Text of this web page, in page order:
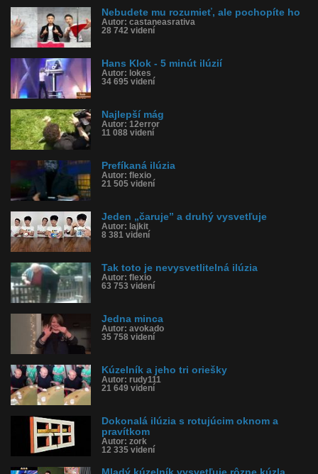
Nebudete mu rozumieť, ale pochopíte ho
Autor: castaneasrativa
28 742 videní
Hans Klok - 5 minút ilúzií
Autor: lokes
34 695 videní
Najlepší mág
Autor: 12error
11 088 videní
Prefíkaná ilúzia
Autor: flexio
21 505 videní
Jeden „čaruje” a druhý vysvetľuje
Autor: lajkit
8 381 videní
Tak toto je nevysvetlitelná ilúzia
Autor: flexio
63 753 videní
Jedna minca
Autor: avokado
35 758 videní
Kúzelník a jeho tri oriešky
Autor: rudy111
21 649 videní
Dokonalá ilúzia s rotujúcim oknom a
pravítkom
Autor: zork
12 335 videní